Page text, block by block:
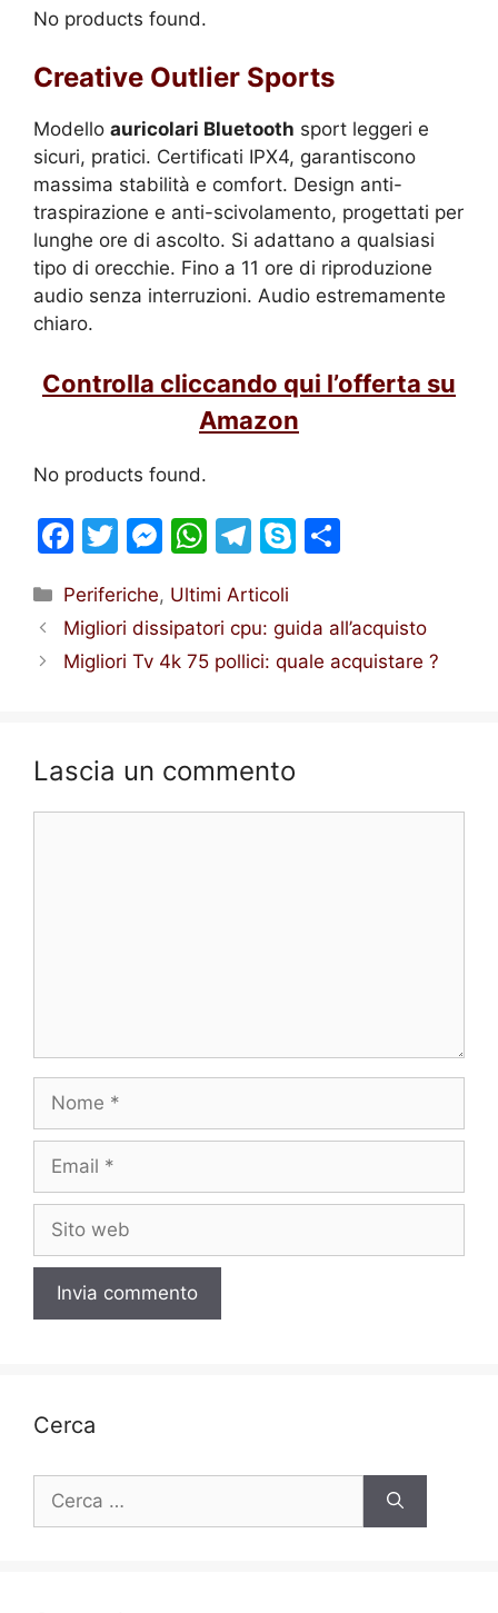
No products found.
Creative Outlier Sports
Modello auricolari Bluetooth sport leggeri e
sicuri, pratici. Certificati IPX4, garantiscono
massima stabilità e comfort. Design anti-
traspirazione e anti-scivolamento, progettati per
lunghe ore di ascolto. Si adattano a qualsiasi
tipo di orecchie. Fino a 11 ore di riproduzione
audio senza interruzioni. Audio estremamente
chiaro.
Controlla cliccando qui l’offerta su
Amazon
No products found.
F
c
e
b
k
T
itt
er
M
s
s
e
er
W
at
s
A
T
e
gr
a
S
p
e
e
Categorie
Periferiche, Ultimi Articoli
Migliori dissipatori cpu: guida all’acquisto
Migliori Tv 4k 75 pollici: quale acquistare ?
Lascia un commento
web
Cerca
per: